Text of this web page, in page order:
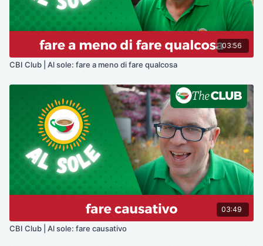
03:56
CBI Club | Al sole: fare a meno di fare qualcosa
03:49
CBI Club | Al sole: fare causativo